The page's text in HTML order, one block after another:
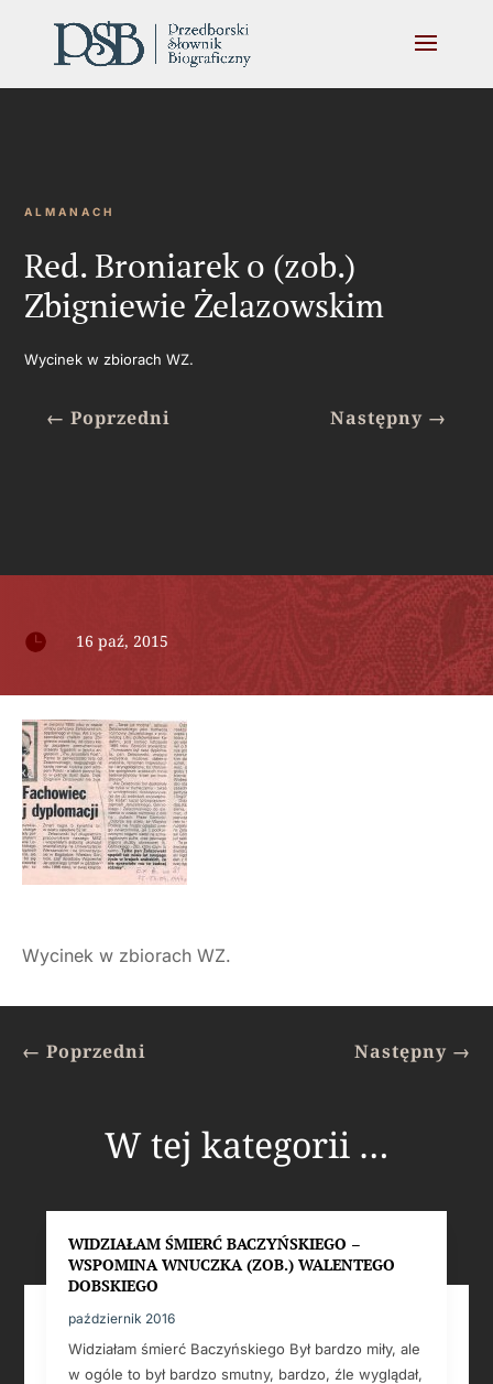
ALMANACH
Red. Broniarek o (zob.)
Zbigniewie Żelazowskim
Wycinek w zbiorach WZ.
←Poprzedni Następny→
 16 paź, 2015
Wycinek w zbiorach WZ.
← Poprzedni Następny →
W tej kategorii …
WIDZIAŁAM ŚMIERĆ BACZYŃSKIEGO –
WSPOMINA WNUCZKA (ZOB.) WALENTEGO
DOBSKIEGO
październik 2016
Widziałam śmierć Baczyńskiego Był bardzo miły, ale
w ogóle to był bardzo smutny, bardzo, źle wyglądał,